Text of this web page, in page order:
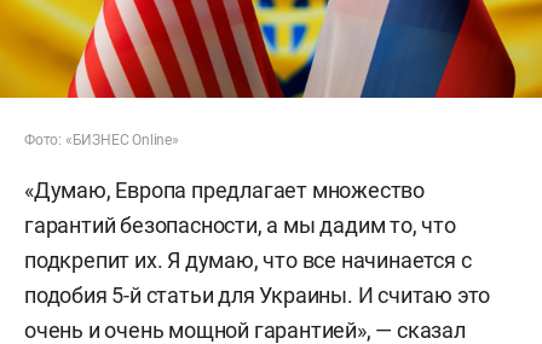
Фото: «БИЗНЕС Online»
«Думаю, Европа предлагает множество
гарантий безопасности, а мы дадим то, что
подкрепит их. Я думаю, что все начинается с
подобия 5-й статьи для Украины. И считаю это
очень и очень мощной гарантией», — сказал